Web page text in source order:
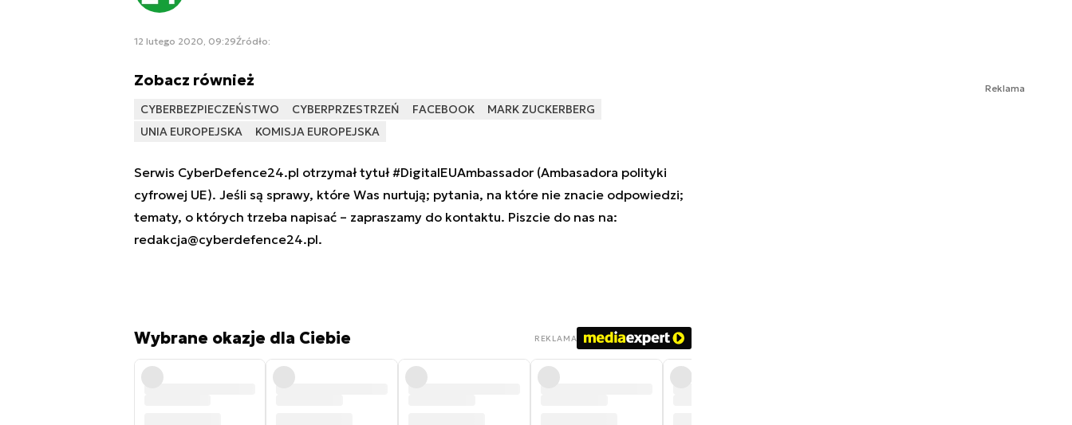
12 lutego 2020, 09:29Źródło:
Zobacz również
CYBERBEZPIECZEŃSTWO CYBERPRZESTRZEŃ FACEBOOK
MARK ZUCKERBERG
UNIA EUROPEJSKA
KOMISJA EUROPEJSKA
Serwis CyberDefence24.pl otrzymał tytuł #DigitalEUAmbassador (Ambasadora polityki
cyfrowej UE). Jeśli są sprawy, które Was nurtują; pytania, na które nie znacie odpowiedzi;
tematy, o których trzeba napisać – zapraszamy do kontaktu. Piszcie do nas na:
redakcja@cyberdefence24.pl.
Wybrane okazje dla Ciebie REKLAMA
Reklama